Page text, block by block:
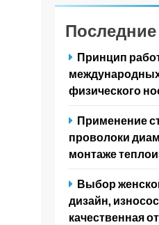
Последние
Принцип
физического
Применение
проволоки
монтаже
Выбор
дизайн,
качественная